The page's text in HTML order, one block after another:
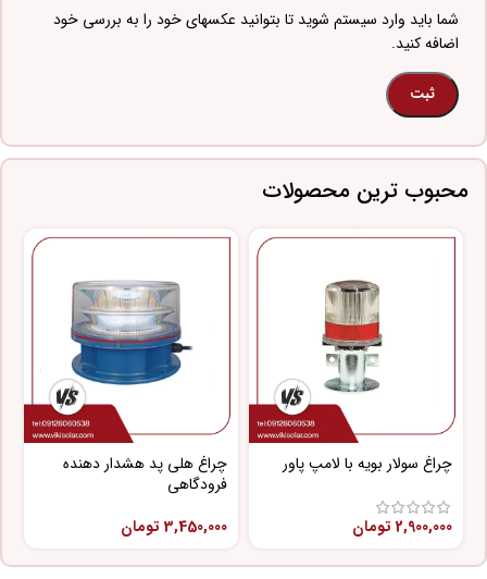
شما باید وارد سیستم شوید تا بتوانید عکسهای خود را به بررسی خود
اضافه کنید.
محبوب ترین محصولات
چراغ سولار بویه با لامپ پاور
2,900,000 تومان
چراغ هلی پد هشدار دهنده
فرودگاهی
3,450,000 تومان